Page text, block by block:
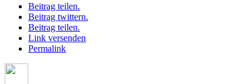
Beitrag teilen.
Beitrag twittern.
Beitrag teilen.
Link versenden
Permalink